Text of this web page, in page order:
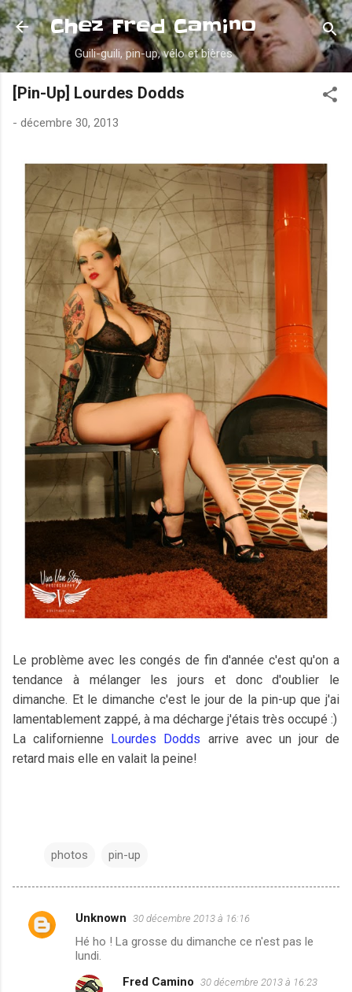
Accéder au contenu principal
Chez Fred Camino
Guili-guili, pin-up, vélo et bières
[Pin-Up] Lourdes Dodds
- décembre 30, 2013
Le problème avec les congés de fin d'année c'est qu'on a
tendance à mélanger les jours et donc d'oublier le
dimanche. Et le dimanche c'est le jour de la pin-up que j'ai
lamentablement zappé, à ma décharge j'étais très occupé :)
La californienne Lourdes Dodds arrive avec un jour de
retard mais elle en valait la peine!
photos pin-up
C
Unknown 30 décembre 2013 à 16:16
Hé ho ! La grosse du dimanche ce n'est pas le
lundi.
Fred Camino 30 décembre 2013 à 16:23